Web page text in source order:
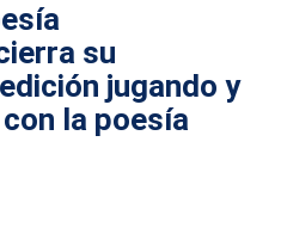
su
jugando y
la poesía